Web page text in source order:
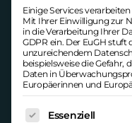
und den
die Zahlen zur
Diese betrug
Milliarden
dem höchsten
nicht sagen,
Einige Services
Mit Ihrer Einwilligung zur
in die Verarbeitung Ihrer
GDPR ein. Der EuGH stuft
unzureichendem
beispielsweise die Gefahr,
Daten in
Europäerinnen und
Es folgt eine Liste
Essenziell